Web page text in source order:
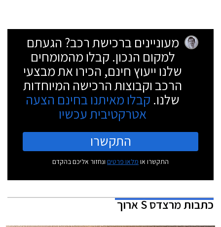
מעוניינים ברכישת רכב? הגעתם
למקום הנכון. קבלו מהמומחים
שלנו ייעוץ חינם, הכירו את מבצעי
הרכב וקבוצות הרכישה המיוחדות
שלנו. קבלו מאיתנו בחינם הצעה
אטרקטיבית עכשיו
התקשרו
התקשרו או מלאו פרטים ונחזור אליכם בהקדם
כתבותמרצדס S ארוך